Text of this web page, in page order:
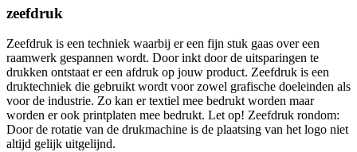
zeefdruk
Zeefdruk is een techniek waarbij er een fijn stuk gaas over een
raamwerk gespannen wordt. Door inkt door de uitsparingen te
drukken ontstaat er een afdruk op jouw product. Zeefdruk is een
druktechniek die gebruikt wordt voor zowel grafische doeleinden als
voor de industrie. Zo kan er textiel mee bedrukt worden maar
worden er ook printplaten mee bedrukt. Let op! Zeefdruk rondom:
Door de rotatie van de drukmachine is de plaatsing van het logo niet
altijd gelijk uitgelijnd.